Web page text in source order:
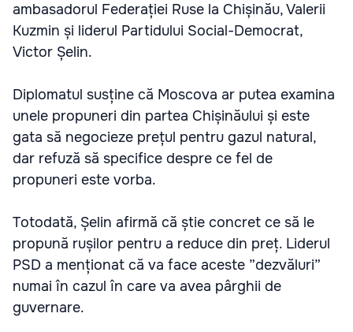
ambasadorul Federației Ruse la Chișinău, Valerii
Kuzmin și liderul Partidului Social-Democrat,
Victor Șelin.
Diplomatul susține că Moscova ar putea examina
unele propuneri din partea Chișinăului și este
gata să negocieze prețul pentru gazul natural,
dar refuză să specifice despre ce fel de
propuneri este vorba.
Totodată, Șelin afirmă că știe concret ce să le
propună rușilor pentru a reduce din preț. Liderul
PSD a menționat că va face aceste ”dezvăluri”
numai în cazul în care va avea pârghii de
guvernare.